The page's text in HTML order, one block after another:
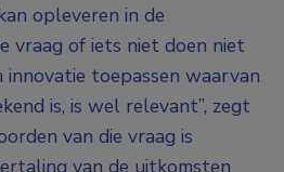
opleveren in de
vraag of iets niet doen niet
innovatie toepassen waarvan
is, is wel relevant”, zegt
van die vraag is
van de uitkomsten